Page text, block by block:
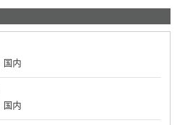
国内
国内